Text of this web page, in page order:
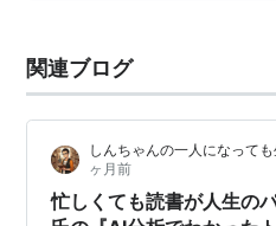
関連ブログ
しんちゃんの一人になって
ヶ月前
忙しくても読書が人生の